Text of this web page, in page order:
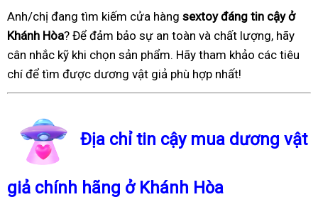
Anh/chị đang tìm kiếm cửa hàng sextoy đáng tin cậy ở
Khánh Hòa? Để đảm bảo sự an toàn và chất lượng, hãy
cân nhắc kỹ khi chọn sản phẩm. Hãy tham khảo các tiêu
chí để tìm được dương vật giả phù hợp nhất!
Địa chỉ tin cậy mua dương vật
giả chính hãng ở Khánh Hòa